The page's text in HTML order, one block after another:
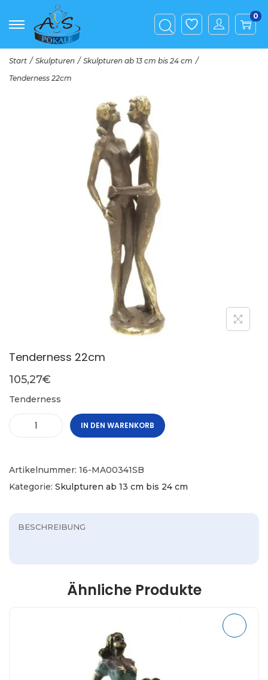
0
Start / Skulpturen / Skulpturen ab 13 cm bis 24 cm /
Tenderness 22cm
Tenderness 22cm
105,27€
Tenderness
IN DEN WARENKORB
Artikelnummer: 16-MA00341SB
Kategorie: Skulpturen ab 13 cm bis 24 cm
BESCHREIBUNG
Ähnliche Produkte